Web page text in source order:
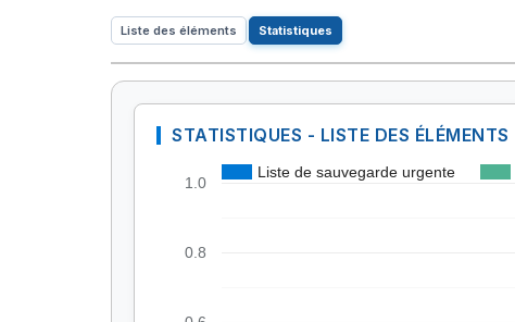
Liste des éléments Statistiques
STATISTIQUES - LISTE DES ÉLÉMENTS
Liste de sauvegarde urgente
0.8
1.0